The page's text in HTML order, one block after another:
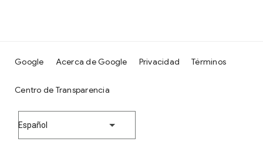
Google Acerca de Google Privacidad Términos
Centro de Transparencia
Español